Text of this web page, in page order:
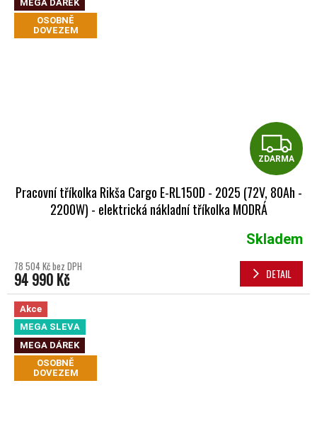
MEGA DÁREK
OSOBNĚ
DOVEZEM
ZDARMA
Pracovní tříkolka Rikša Cargo E-RL150D - 2025 (72V, 80Ah -
2200W) - elektrická nákladní tříkolka MODRÁ
Skladem
78 504 Kč bez DPH
94 990 Kč DETAIL
Akce
MEGA SLEVA
MEGA DÁREK
OSOBNĚ
DOVEZEM